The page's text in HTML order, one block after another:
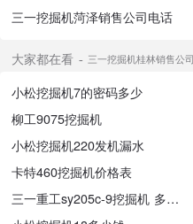
三一挖掘机菏泽销售公司电话
大家都在看 三一挖掘机桂林销售公司
小松挖掘机7的密码多少
柳工9075挖掘机
小松挖掘机220发机漏水
卡特460挖掘机价格表
三一重工sy205c-9挖掘机 多少钱